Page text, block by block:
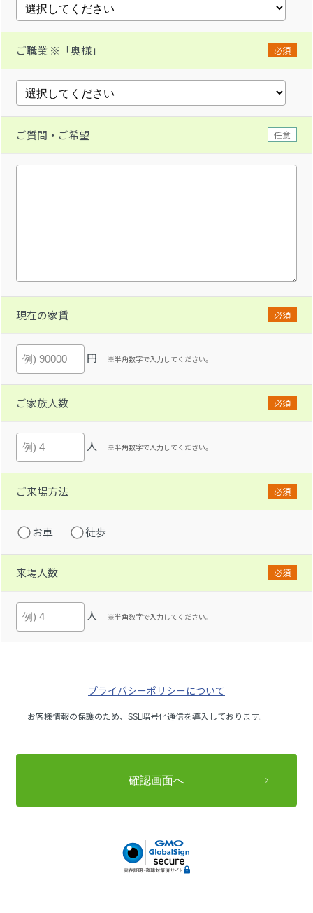
ご職業 ※「奥様」 必須
ご質問・ご希望 任意
現在の家賃 必須
円 ※半角数字で入力してください。
ご家族人数 必須
人 ※半角数字で入力してください。
ご来場方法 必須
お車 徒歩
来場人数 必須
人 ※半角数字で入力してください。
プライバシーポリシーについて
お客様情報の保護のため、SSL暗号化通信を導入しております。